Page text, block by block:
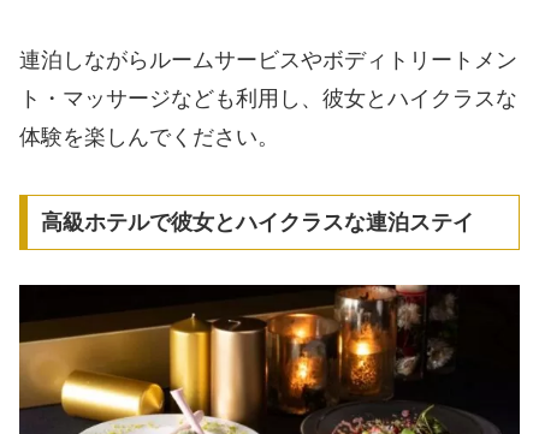
連泊しながらルームサービスやボディトリートメン
ト・マッサージなども利用し、彼女とハイクラスな
体験を楽しんでください。
高級ホテルで彼女とハイクラスな連泊ステイ